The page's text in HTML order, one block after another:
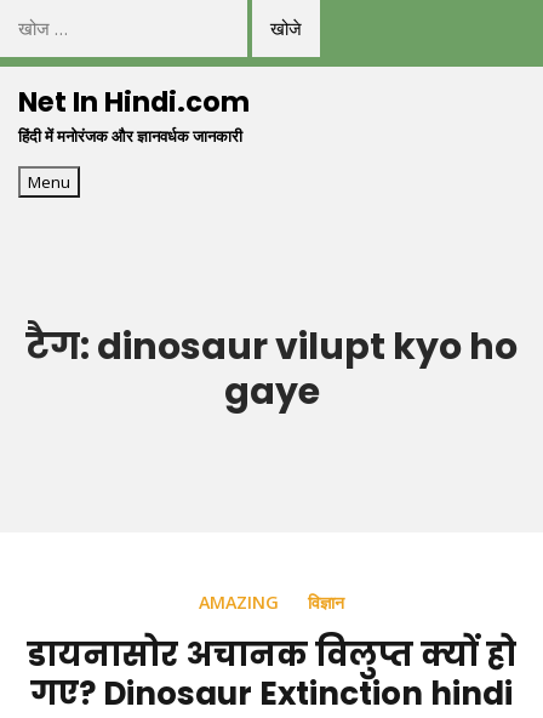
निम्न
को
खोजें:Net In Hindi.com
हिंदी में मनोरंजक और ज्ञानवर्धक जानकारी
Menu
टैग:dinosaur vilupt kyo ho
gaye
AMAZING विज्ञान
डायनासोर अचानक विलुप्त क्यों हो
गए? Dinosaur Extinction hindi